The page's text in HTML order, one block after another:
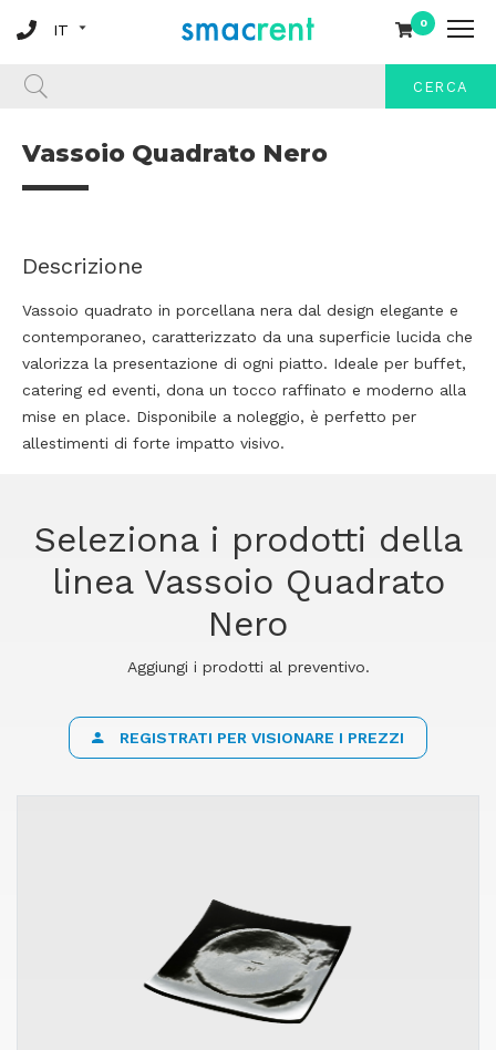
0
CERCA
Vassoio Quadrato Nero
Descrizione
Vassoio quadrato in porcellana nera dal design elegante e
contemporaneo, caratterizzato da una superficie lucida che
valorizza la presentazione di ogni piatto. Ideale per buffet,
catering ed eventi, dona un tocco raffinato e moderno alla
mise en place. Disponibile a noleggio, è perfetto per
allestimenti di forte impatto visivo.
Seleziona i prodotti della
linea Vassoio Quadrato
Nero
Aggiungi i prodotti al preventivo.
REGISTRATI PER VISIONARE I PREZZI